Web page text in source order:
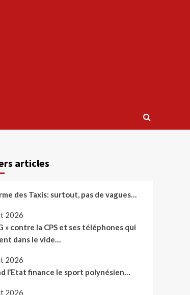
articles
des Taxis: surtout, pas de vagues…
2026
» contre la CPS et ses téléphones qui
dans le vide…
2026
l’Etat finance le sport polynésien…
2026